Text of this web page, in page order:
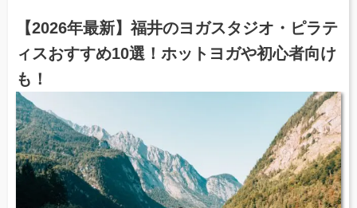
【2026年最新】福井のヨガスタジオ・ピラテ
ィスおすすめ10選！ホットヨガや初心者向け
も！